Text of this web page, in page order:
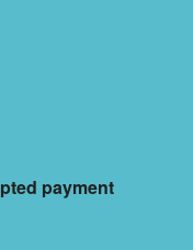
payment